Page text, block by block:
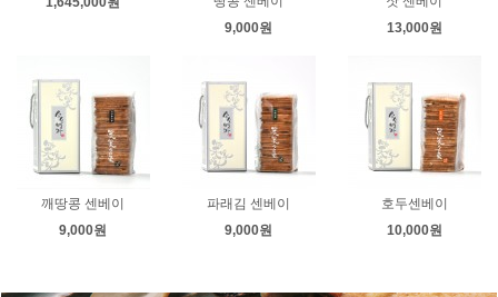
9,000원
13,000원
깨땅콩 센베이
9,000원
파래김 센베이
9,000원
호두센베이
10,000원